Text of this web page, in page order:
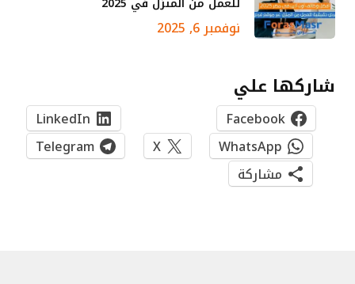
نوفمبر 6, 2025
شاركها علي
Facebook
LinkedIn
WhatsApp
X
Telegram
مشاركة